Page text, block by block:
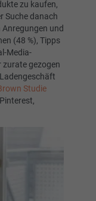
zu kaufen,
Suche danach
und
(48 %), Tipps
Media-
gezogen
Studie